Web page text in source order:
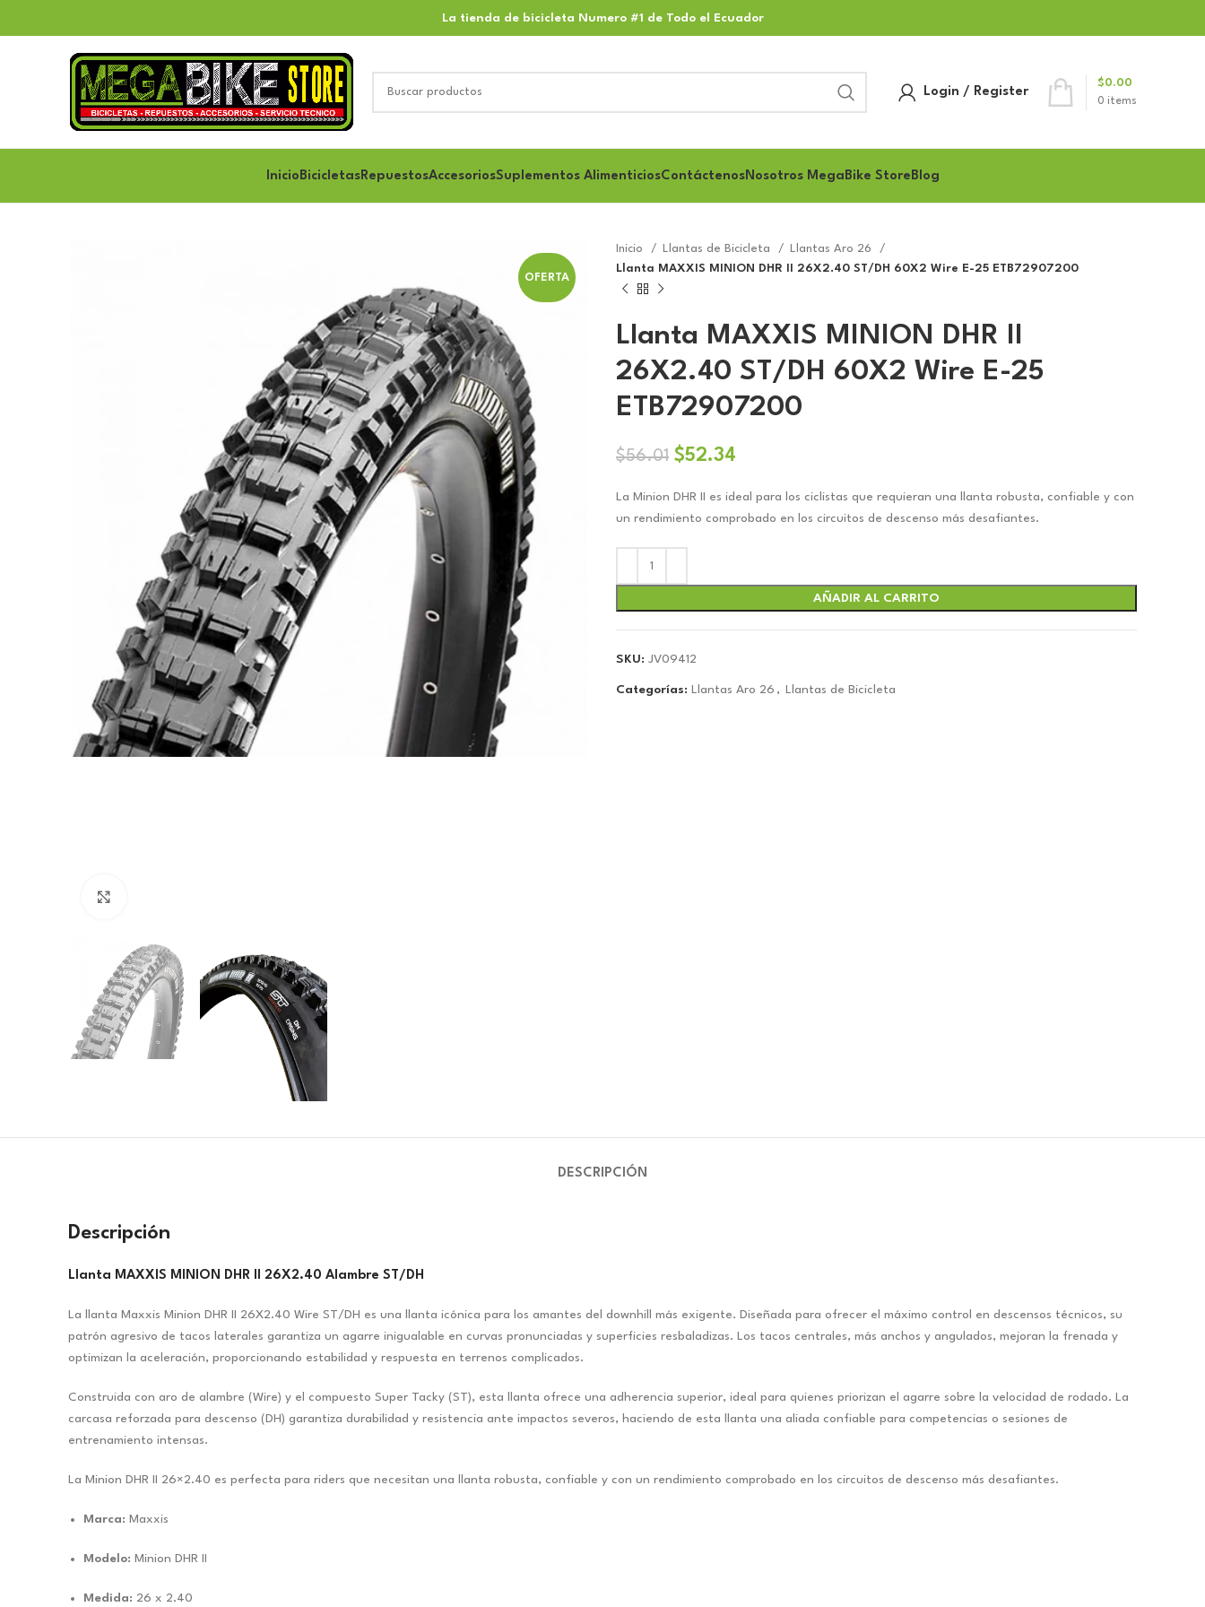
La tienda de bicicleta Numero #1 de Todo el Ecuador
Login / Register
0 items
$0.00
Inicio BicicletasRepuestosAccesoriosSuplementos AlimenticiosContáctenosNosotros MegaBike Store Blog
OFERTA
Inicio Llantas de Bicicleta
Llantas Aro 26
Llanta MAXXIS MINION DHR II 26X2.40 ST/DH 60X2 Wire E-25 ETB72907200
Llanta MAXXIS MINION DHR II
26X2.40 ST/DH 60X2 Wire E-25
ETB72907200
$56.01 El
original
era:
$56.01.
$52.34
actual
es:
La Minion DHR II es ideal para los ciclistas que requieran una llanta robusta, confiable y con
un rendimiento comprobado en los circuitos de descenso más desafiantes.
AÑADIR AL CARRITO
SKU: JV09412
Categorías: Llantas Aro 26 , Llantas de Bicicleta
DESCRIPCIÓN
Descripción
Llanta MAXXIS MINION DHR II 26X2.40 Alambre ST/DH
La llanta Maxxis Minion DHR II 26X2.40 Wire ST/DH es una llanta icónica para los amantes del downhill más exigente. Diseñada para ofrecer el máximo control en descensos técnicos, su
patrón agresivo de tacos laterales garantiza un agarre inigualable en curvas pronunciadas y superficies resbaladizas. Los tacos centrales, más anchos y angulados, mejoran la frenada y
optimizan la aceleración, proporcionando estabilidad y respuesta en terrenos complicados.
Construida con aro de alambre (Wire) y el compuesto Super Tacky (ST), esta llanta ofrece una adherencia superior, ideal para quienes priorizan el agarre sobre la velocidad de rodado. La
carcasa reforzada para descenso (DH) garantiza durabilidad y resistencia ante impactos severos, haciendo de esta llanta una aliada confiable para competencias o sesiones de
entrenamiento intensas.
La Minion DHR II 26×2.40 es perfecta para riders que necesitan una llanta robusta, confiable y con un rendimiento comprobado en los circuitos de descenso más desafiantes.
Marca: Maxxis
Modelo: Minion DHR II
Medida: 26 x 2.40